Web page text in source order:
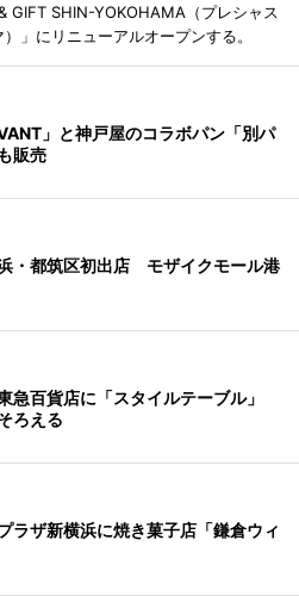
GIFT SHIN-YOKOHAMA（プレシャス
」にリニューアルオープンする。
」と神戸屋のコラボパン「別パ
販売
・都筑区初出店 モザイクモール港
急百貨店に「スタイルテーブル」
ろえる
ラザ新横浜に焼き菓子店「鎌倉ウィ